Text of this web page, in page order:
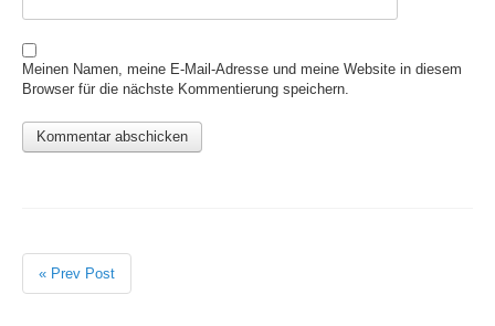
Meinen Namen, meine E-Mail-Adresse und meine Website in diesem
Browser für die nächste Kommentierung speichern.
« Prev Post